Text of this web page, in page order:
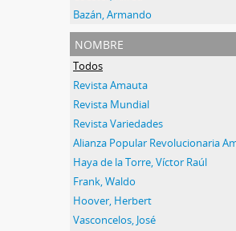
Bazán, Armando
nombre
Todos
Revista Amauta
Revista Mundial
Revista Variedades
Haya de la Torre, Víctor Raúl
Frank, Waldo
Hoover, Herbert
Vasconcelos, José